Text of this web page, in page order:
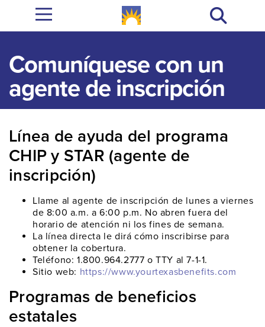
Comuníquese con un
agente de inscripción
Línea de ayuda del programa
CHIP y STAR (agente de
inscripción)
Llame al agente de inscripción de lunes a viernes
de 8:00 a.m. a 6:00 p.m. No abren fuera del
horario de atención ni los fines de semana.
La línea directa le dirá cómo inscribirse para
obtener la cobertura.
Teléfono: 1.800.964.2777 o TTY al 7-1-1.
Sitio web: https://www.yourtexasbenefits.com
Programas de beneficios
estatales